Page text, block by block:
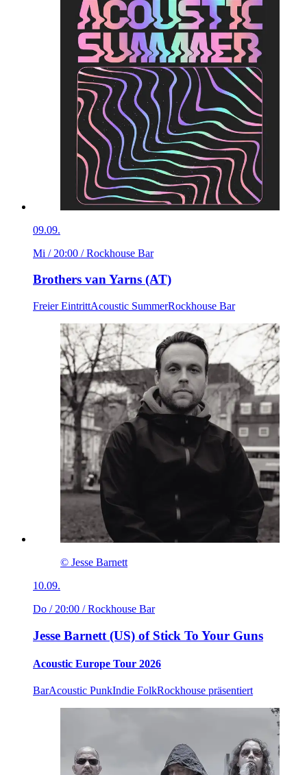
09.09.
Mi / 20:00 / Rockhouse Bar
Brothers van Yarns (AT)
Freier EintrittAcoustic SummerRockhouse Bar
© Jesse Barnett
10.09.
Do / 20:00 / Rockhouse Bar
Jesse Barnett (US) of Stick To Your Guns
Acoustic Europe Tour 2026
BarAcoustic PunkIndie FolkRockhouse präsentiert